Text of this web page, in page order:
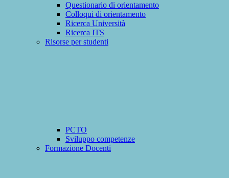
Questionario di orientamento
Colloqui di orientamento
Ricerca Università
Ricerca ITS
Risorse per studenti
PCTO
Sviluppo competenze
Formazione Docenti